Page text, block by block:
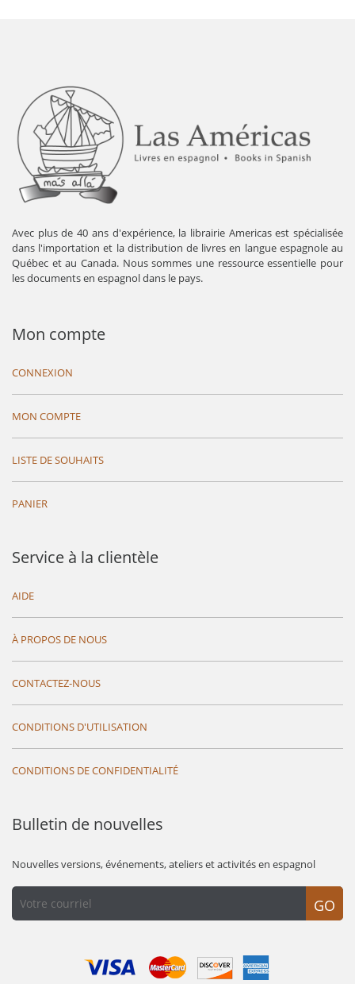
Avec plus de 40 ans d'expérience, la librairie Americas est spécialisée
dans l'importation et la distribution de livres en langue espagnole au
Québec et au Canada. Nous sommes une ressource essentielle pour
les documents en espagnol dans le pays.
Mon compte
CONNEXION
MON COMPTE
LISTE DE SOUHAITS
PANIER
Service à la clientèle
AIDE
À PROPOS DE NOUS
CONTACTEZ-NOUS
CONDITIONS D'UTILISATION
CONDITIONS DE CONFIDENTIALITÉ
Bulletin de nouvelles
Nouvelles versions, événements, ateliers et activités en espagnol
GO